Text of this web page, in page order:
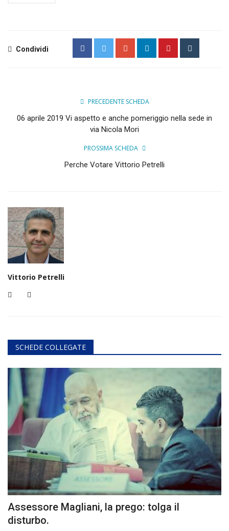
Condividi
PRECEDENTE SCHEDA
06 aprile 2019 Vi aspetto e anche pomeriggio nella sede in
via Nicola Mori
PROSSIMA SCHEDA
Perche Votare Vittorio Petrelli
Vittorio Petrelli
SCHEDE COLLEGATE
Assessore Magliani, la prego: tolga il
disturbo.